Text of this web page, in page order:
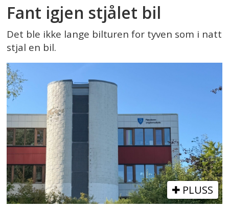
Fant igjen stjålet bil
Det ble ikke lange bilturen for tyven som i natt
stjal en bil.
PLUSS